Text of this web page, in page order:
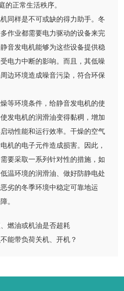
的正常生活秩序。
同样是不可或缺的得力助手。冬
作业都需要电力驱动的设备来完
音发电机能够为这些设备提供稳
电力中断的影响。而且，其低噪
边环境造成噪音污染，符合环保
等环境条件，给静音发电机的使
发电机的润滑油变得黏稠，增加
动性能和运行效率。干燥的空气
机的电子元件造成损害。因此，
要采取一系列针对性的措施，如
温环境的润滑油、做好防静电处
劣的冬季环境中稳定可靠地运
。
燃油或机油是否超耗
能带负荷关机、开机？